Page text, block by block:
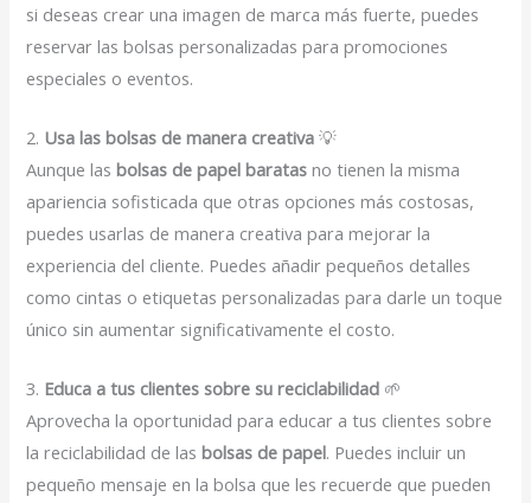
si deseas crear una imagen de marca más fuerte, puedes
reservar las bolsas personalizadas para promociones
especiales o eventos.
2. Usa las bolsas de manera creativa 💡
Aunque lasbolsas de papel baratas no tienen la misma
apariencia sofisticada que otras opciones más costosas,
puedes usarlas de manera creativa para mejorar la
experiencia del cliente. Puedes añadir pequeños detalles
como cintas o etiquetas personalizadas para darle un toque
único sin aumentar significativamente el costo.
3. Educa a tus clientes sobre su reciclabilidad 🌱
Aprovecha la oportunidad para educar a tus clientes sobre
la reciclabilidad de lasbolsas de papel. Puedes incluir un
pequeño mensaje en la bolsa que les recuerde que pueden